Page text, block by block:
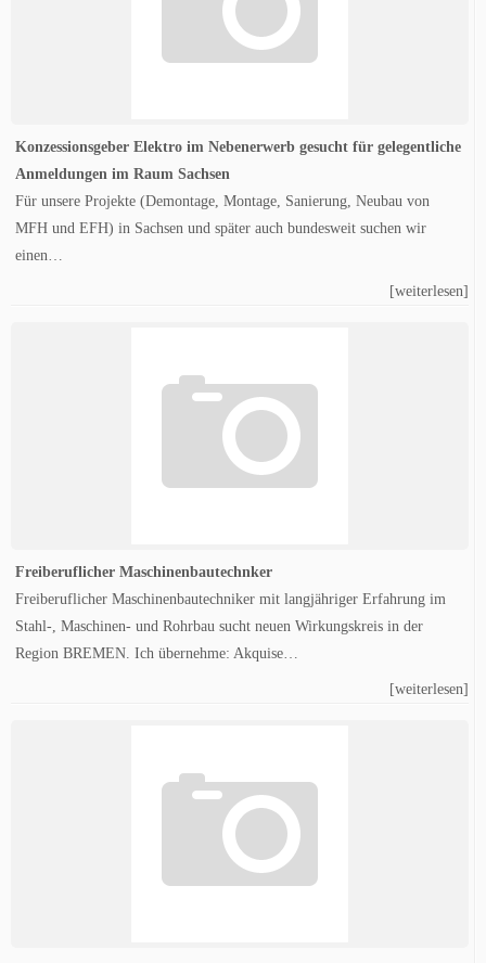
Konzessionsgeber Elektro im Nebenerwerb gesucht für gelegentliche
Anmeldungen im Raum Sachsen
Für unsere Projekte (Demontage, Montage, Sanierung, Neubau von
MFH und EFH) in Sachsen und später auch bundesweit suchen wir
einen…
[weiterlesen]
Freiberuflicher Maschinenbautechnker
Freiberuflicher Maschinenbautechniker mit langjähriger Erfahrung im
Stahl-, Maschinen- und Rohrbau sucht neuen Wirkungskreis in der
Region BREMEN. Ich übernehme: Akquise…
[weiterlesen]